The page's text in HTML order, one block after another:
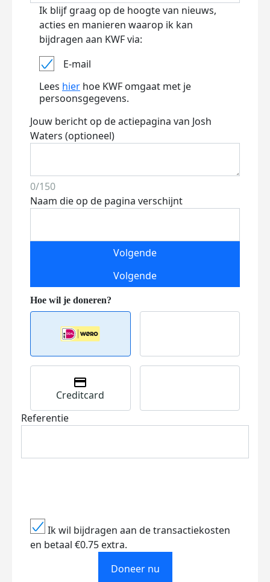
Ik blijf graag op de hoogte van nieuws,
acties en manieren waarop ik kan
bijdragen aan KWF via:
E-mail
Lees hier hoe KWF omgaat met je
persoonsgegevens.
Jouw bericht op de actiepagina van Josh
Waters (optioneel)
0/150
Naam die op de pagina verschijnt
Volgende
Volgende
Creditcard
Referentie
Ik wil bijdragen aan de transactiekosten
en betaal €0.75 extra.
Doneer nu